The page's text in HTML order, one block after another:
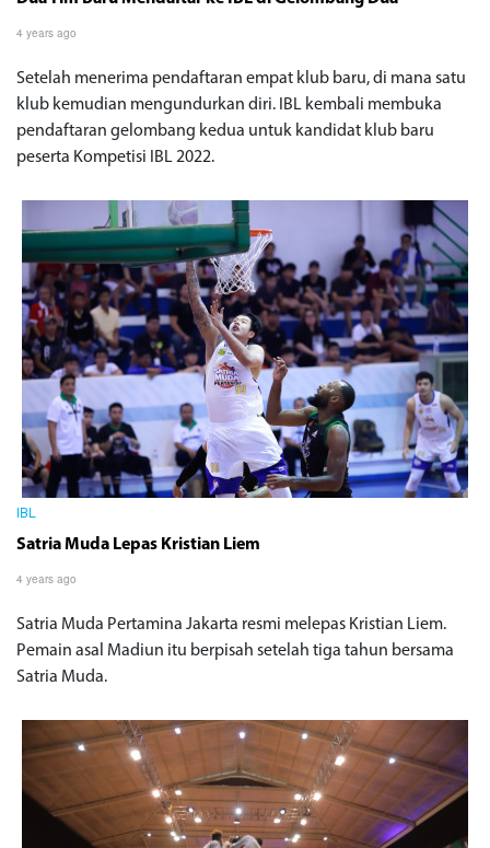
4 years ago
Setelah menerima pendaftaran empat klub baru, di mana satu
klub kemudian mengundurkan diri. IBL kembali membuka
pendaftaran gelombang kedua untuk kandidat klub baru
peserta Kompetisi IBL 2022.
IBL
Satria Muda Lepas Kristian Liem
4 years ago
Satria Muda Pertamina Jakarta resmi melepas Kristian Liem.
Pemain asal Madiun itu berpisah setelah tiga tahun bersama
Satria Muda.